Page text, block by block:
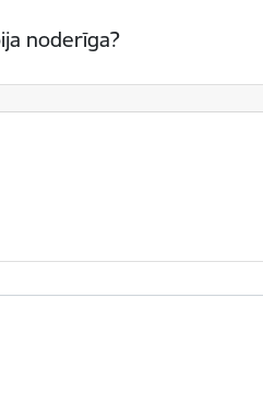
noderīga?